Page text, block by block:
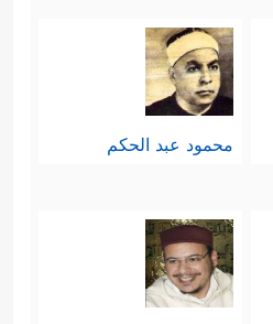
محمود عبد الحكم